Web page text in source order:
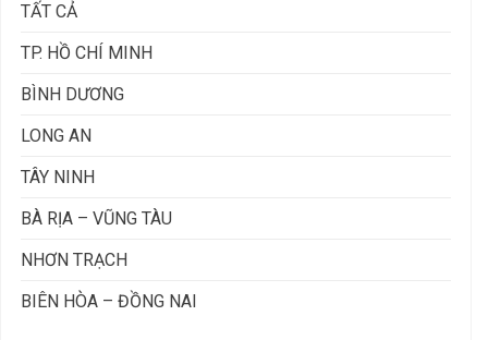
TẤT CẢ
TP. HỒ CHÍ MINH
BÌNH DƯƠNG
LONG AN
TÂY NINH
BÀ RỊA – VŨNG TÀU
NHƠN TRẠCH
BIÊN HÒA – ĐỒNG NAI